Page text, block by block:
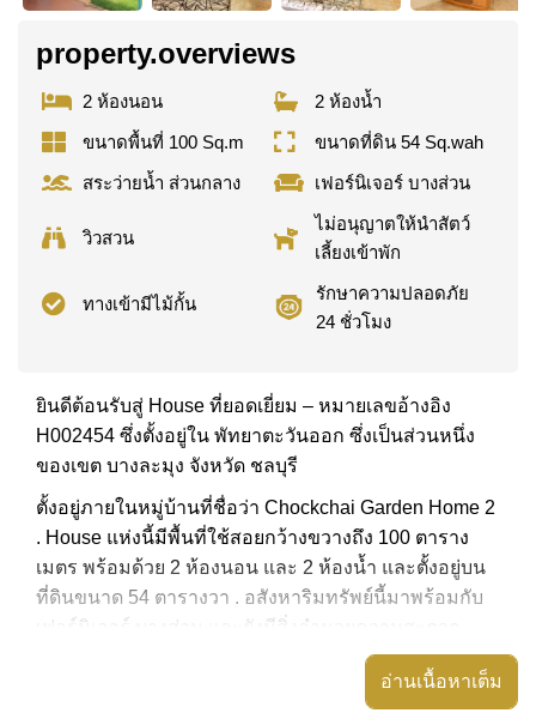
property.overviews
2 ห้องนอน
2 ห้องน้ำ
ขนาดพื้นที่ 100 Sq.m
ขนาดที่ดิน 54 Sq.wah
สระว่ายน้ำ ส่วนกลาง
เฟอร์นิเจอร์ บางส่วน
วิวสวน
ไม่อนุญาตให้นำสัตว์
เลี้ยงเข้าพัก
ทางเข้ามีไม้กั้น
รักษาความปลอดภัย
24 ชั่วโมง
ยินดีต้อนรับสู่ House ที่ยอดเยี่ยม – หมายเลขอ้างอิง
H002454 ซึ่งตั้งอยู่ใน พัทยาตะวันออก ซึ่งเป็นส่วนหนึ่ง
ของเขต บางละมุง จังหวัด ชลบุรี
ตั้งอยู่ภายในหมู่บ้านที่ชื่อว่า Chockchai Garden Home 2
. House แห่งนี้มีพื้นที่ใช้สอยกว้างขวางถึง 100 ตาราง
เมตร พร้อมด้วย 2 ห้องนอน และ 2 ห้องน้ำ และตั้งอยู่บน
ที่ดินขนาด 54 ตารางวา . อสังหาริมทรัพย์นี้มาพร้อมกับ
เฟอร์นิเจอร์ บางส่วน และยังมีสิ่งอำนวยความสะดวก
ได้แก่ สวนส่วนตัว, ระเบียงกลางแจ้งที่มีหลังคา,
อ่านเนื้อหาเต็ม